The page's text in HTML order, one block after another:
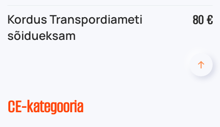
Kordus Transpordiameti
sõidueksam
80 €
CE-kategooria